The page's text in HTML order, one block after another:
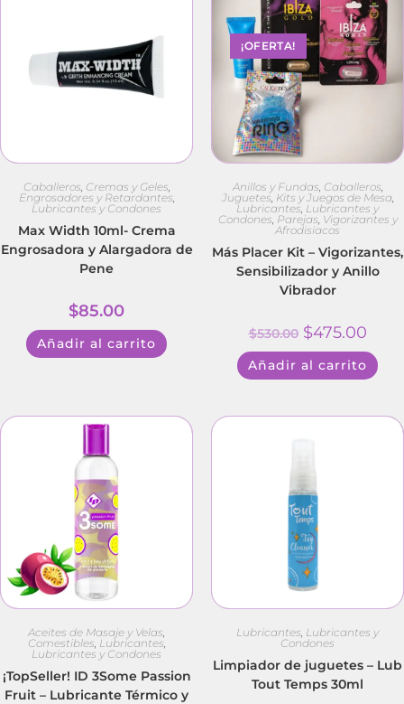
Caballeros Cremas y Geles
Engrosadores y Retardantes
Lubricantes y Condones
Max Width 10ml- Crema
Engrosadora y Alargadora de
Pene
$85.00
Añadir al carrito
¡OFERTA!
Anillos y Fundas Caballeros
Juguetes, Kits y Juegos de Mesa,
Lubricantes Lubricantes y
Condones Parejas Vigorizantes y
Afrodisiacos
Más Placer Kit – Vigorizantes,
Sensibilizador y Anillo
Vibrador
$530.00 $475.00
Añadir al carrito
Aceites de Masaje y Velas
Comestibles Lubricantes,
Lubricantes y Condones
¡TopSeller! ID 3Some Passion
Fruit – Lubricante Térmico y
Lubricantes Lubricantes y
Condones
Limpiador de juguetes – Lub
Tout Temps 30ml